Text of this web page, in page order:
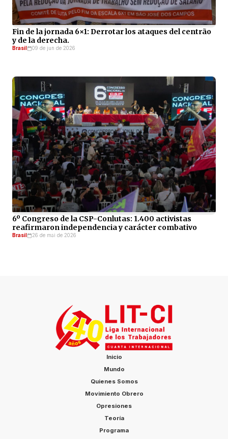
Fin de la jornada 6×1: Derrotar los ataques del centrão
y de la derecha.
Brasil 09 de jun de 2026
6º Congreso de la CSP-Conlutas: 1.400 activistas
reafirmaron independencia y carácter combativo
Brasil 26 de mai de 2026
Inicio
Mundo
Quienes Somos
Movimiento Obrero
Opresiones
Teoría
Programa